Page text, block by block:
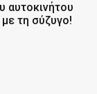
αυτοκινήτου
τη σύζυγο!